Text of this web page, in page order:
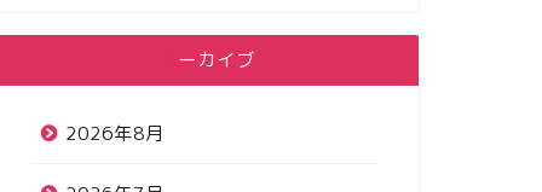
アーカイブ
2026年8月